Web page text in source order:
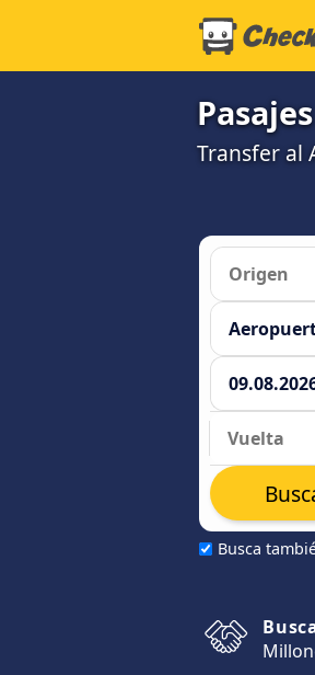
Transfer al
Busca